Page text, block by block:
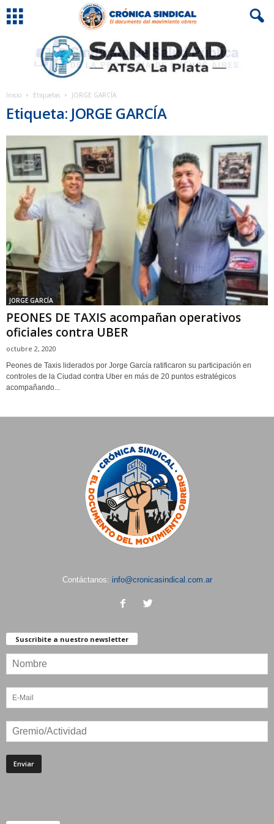
Inicio Etiquetas JORGE GARCÍA
Etiqueta: JORGE GARCÍA
JORGE GARCÍA
PEONES DE TAXIS acompañan operativos
oficiales contra UBER
octubre 2, 2020
Peones de Taxis liderados por Jorge García ratificaron su participación en
controles de la Ciudad contra Uber en más de 20 puntos estratégicos
acompañando...
Contáctanos: info@cronicasindical.com.ar
Suscribite a nuestro newsletter